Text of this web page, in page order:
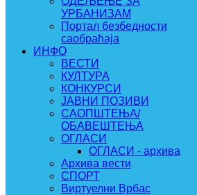
УРБАНИЗАМ
Портал безбедности
саобраћаја
ИНФО
ВЕСТИ
КУЛТУРА
КОНКУРСИ
ЈАВНИ ПОЗИВИ
САОПШТЕЊА/
ОБАВЕШТЕЊА
ОГЛАСИ
ОГЛАСИ - архива
Архива вести
СПОРТ
Виртуелни Врбас